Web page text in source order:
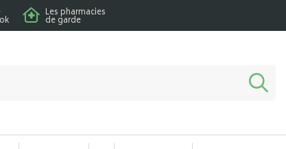
Les pharmacies
de garde